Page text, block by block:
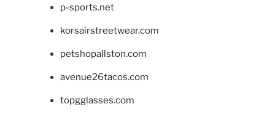
p-sports.net
korsairstreetwear.com
petshopallston.com
avenue26tacos.com
topgglasses.com